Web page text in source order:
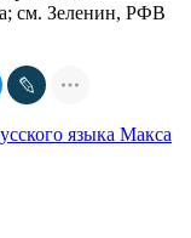
см. Зеленин, РФВ
языка Макса